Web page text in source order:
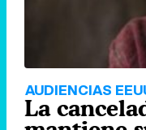
AUDIENCIAS
La